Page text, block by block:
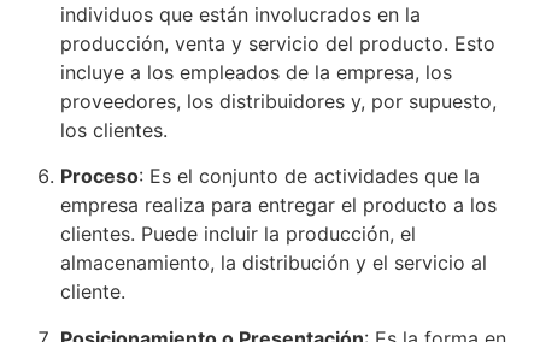
individuos que están involucrados en la
producción, venta y servicio del producto. Esto
incluye a los empleados de la empresa, los
proveedores, los distribuidores y, por supuesto,
los clientes.
Proceso: Es el conjunto de actividades que la
empresa realiza para entregar el producto a los
clientes. Puede incluir la producción, el
almacenamiento, la distribución y el servicio al
cliente.